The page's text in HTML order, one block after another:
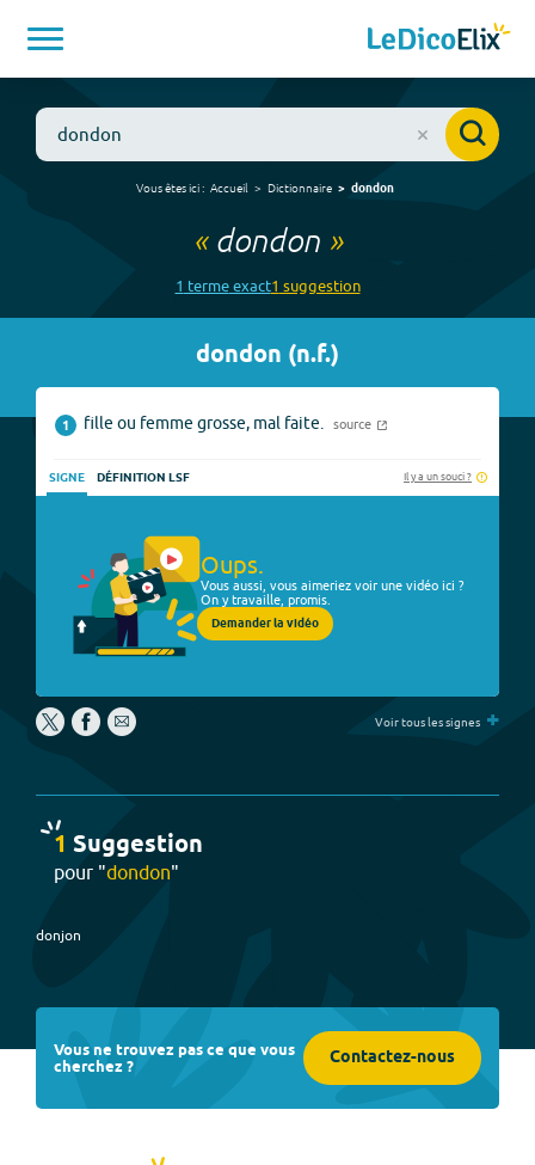
Vous êtes ici : Accueil Dictionnaire dondon
« dondon »
1 termeexact1 suggestion
dondon (n.f.)
1 fille ou femme grosse, mal faite. source
SIGNE DÉFINITION LSF Il y a un souci ?
Oups.
Vous aussi, vous aimeriez voir une vidéo ici ?
On y travaille, promis.
Demander la vidéo
Voir tous les signes +
1 Suggestion
pour "dondon"
donjon
Vous ne trouvez pas ce que vous
cherchez ? Contactez-nous